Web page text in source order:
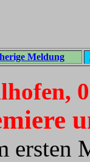
Meldung
ersten